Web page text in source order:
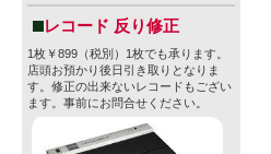
レコード 反り修正
1枚￥899（税別）1枚でも承ります。
店頭お預かり後日引き取りとなりま
す。修正の出来ないレコードもござい
ます。事前にお問合せください。